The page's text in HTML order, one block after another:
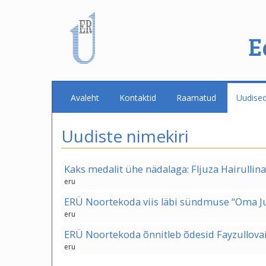
Avaleht Kontaktid Raamatud Uudised
Uudiste nimekiri
Kaks medalit ühe nädalaga: Fljuza
eru
ERÜ Noortekoda viis läbi sündmuse “Oma
eru
ERÜ Noortekoda õnnitleb õdesid
eru